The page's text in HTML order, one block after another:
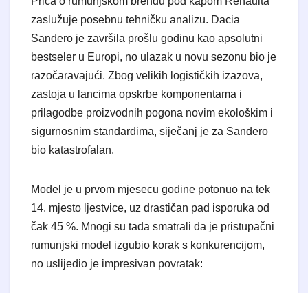
zaslužuje posebnu tehničku analizu. Dacia
Sandero je završila prošlu godinu kao apsolutni
bestseler u Europi, no ulazak u novu sezonu bio je
razočaravajući. Zbog velikih logističkih izazova,
zastoja u lancima opskrbe komponentama i
prilagodbe proizvodnih pogona novim ekološkim i
sigurnosnim standardima, siječanj je za Sandero
bio katastrofalan.
​Model je u prvom mjesecu godine potonuo na tek
14. mjesto ljestvice, uz drastičan pad isporuka od
čak 45 %. Mnogi su tada smatrali da je pristupačni
rumunjski model izgubio korak s konkurencijom,
no uslijedio je impresivan povratak: